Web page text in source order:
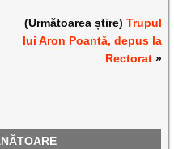
(Următoarea știre) Trupul
lui Aron Poantă, depus la
Rectorat»